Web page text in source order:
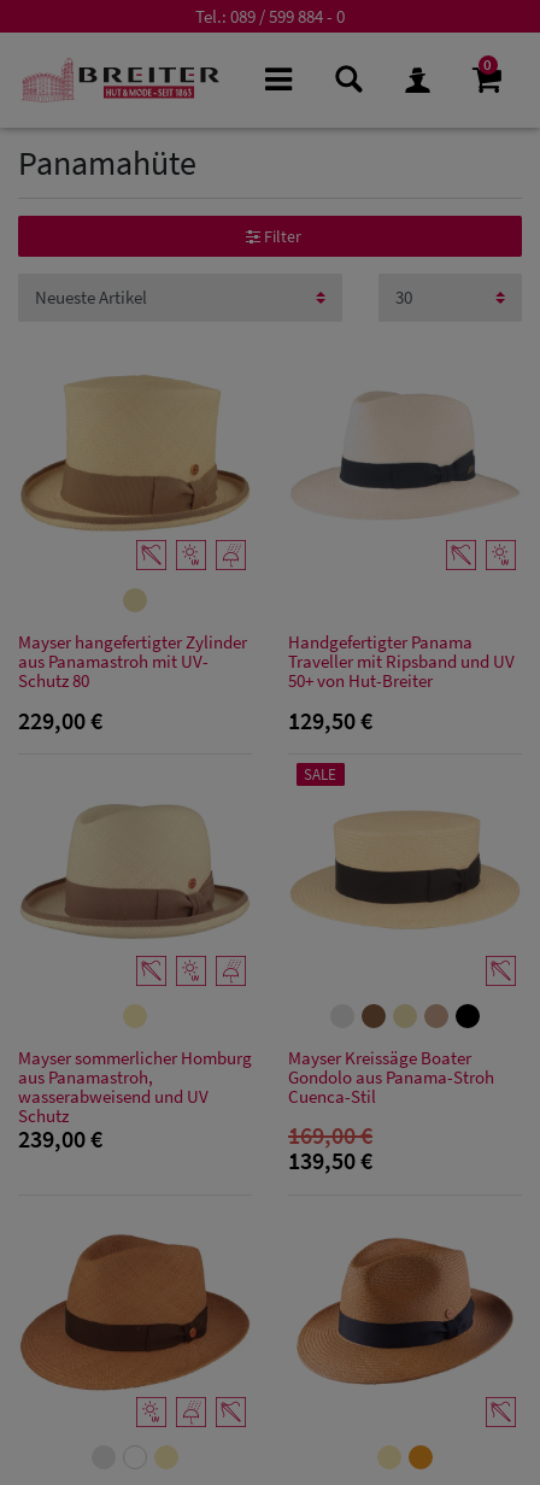
Tel.: 089 / 599 884 - 0
0
Panamahüte
Filter
Mayser hangefertigter Zylinder
aus Panamastroh mit UV-
Schutz 80
229,00 €
Handgefertigter Panama
Traveller mit Ripsband und UV
50+ von Hut-Breiter
129,50 €
Mayser sommerlicher Homburg
aus Panamastroh,
wasserabweisend und UV
Schutz
239,00 €
SALE
Mayser Kreissäge Boater
Gondolo aus Panama-Stroh
Cuenca-Stil
169,00 €
139,50 €